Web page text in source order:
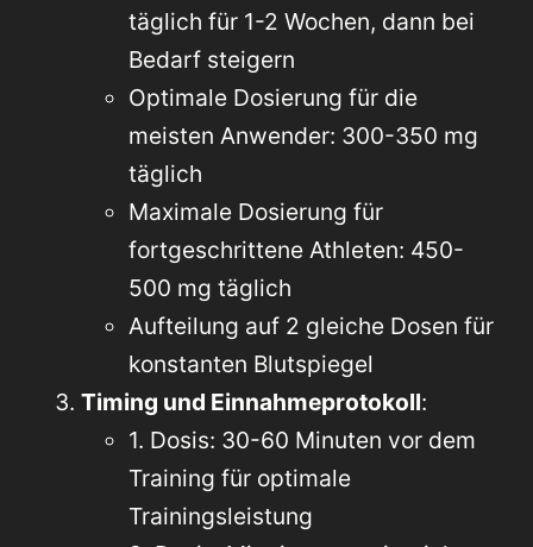
täglich für 1-2 Wochen, dann bei
Bedarf steigern
Optimale Dosierung für die
meisten Anwender: 300-350 mg
täglich
Maximale Dosierung für
fortgeschrittene Athleten: 450-
500 mg täglich
Aufteilung auf 2 gleiche Dosen für
konstanten Blutspiegel
Timing und Einnahmeprotokoll:
1. Dosis: 30-60 Minuten vor dem
Training für optimale
Trainingsleistung